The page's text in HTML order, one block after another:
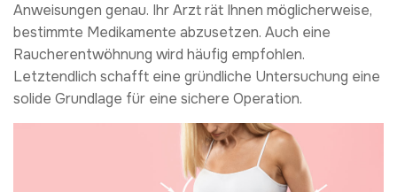
Anweisungen genau. Ihr Arzt rät Ihnen möglicherweise,
bestimmte Medikamente abzusetzen. Auch eine
Raucherentwöhnung wird häufig empfohlen.
Letztendlich schafft eine gründliche Untersuchung eine
solide Grundlage für eine sichere Operation.